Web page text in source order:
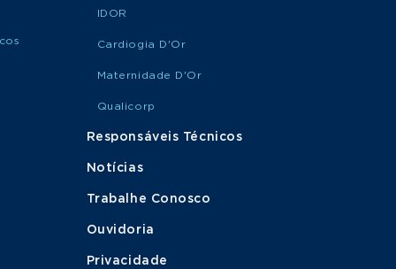
IDOR
Cardiogia D'Or
Maternidade D'Or
Qualicorp
Responsáveis Técnicos
Notícias
Trabalhe Conosco
Ouvidoria
Privacidade